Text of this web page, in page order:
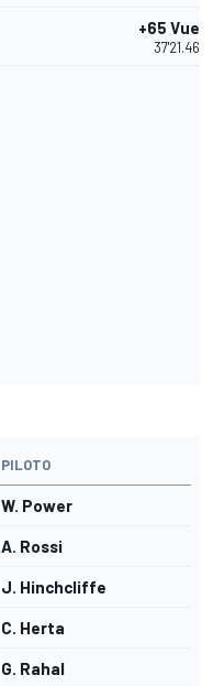
+65
PILOTO
W. Power
A. Rossi
J. Hinchcliffe
C. Herta
G. Rahal